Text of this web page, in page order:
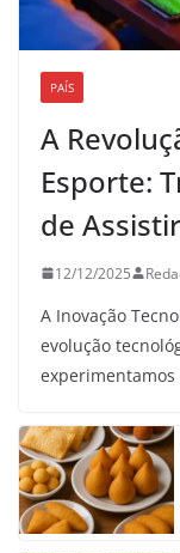
PAÍS
A
Esporte:
de Assistir
12/12/2025
A Inovação
evolução
experimentamos